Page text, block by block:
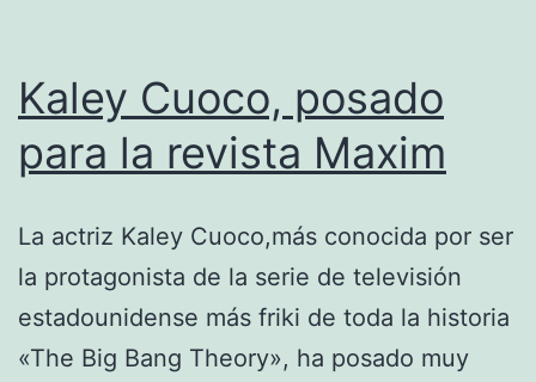
Kaley Cuoco, posado
para la revista Maxim
La actriz Kaley Cuoco,más conocida por ser
la protagonista de la serie de televisión
estadounidense más friki de toda la historia
«The Big Bang Theory», ha posado muy